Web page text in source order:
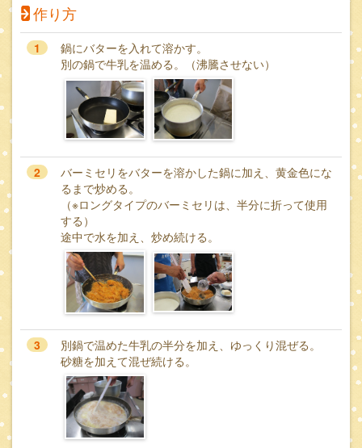
作り方
1
鍋にバターを入れて溶かす。
別の鍋で牛乳を温める。（沸騰させない）
2
バーミセリをバターを溶かした鍋に加え、黄金色にな
るまで炒める。
（※ロングタイプのバーミセリは、半分に折って使用
する）
途中で水を加え、炒め続ける。
3
別鍋で温めた牛乳の半分を加え、ゆっくり混ぜる。
砂糖を加えて混ぜ続ける。